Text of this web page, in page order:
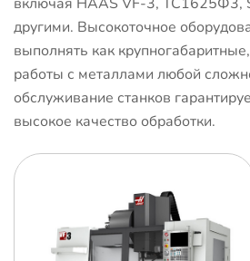
другими. Высокоточное
выполнять как
работы с металлами любой
обслуживание станков
высокое качество обработки.